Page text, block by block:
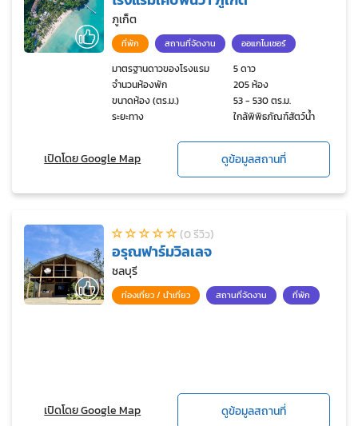
ภูเก็ต
ที่พัก สถานที่จัดงาน ออแกไนเซอร์
มาตรฐานดาวของโรงแรม
5 ดาว
จำนวนห้องพัก
205 ห้อง
ขนาดห้อง (ตร.ม.)
53 - 530 ตร.ม.
ระยะทาง
ใกล้พิพิธภัณฑ์สัตว์น้ำ
เปิดโดย Google Map ดูข้อมูลสถานที่
(0 รีวิว)
อรุณฟาร์มวิลเลจ
ชลบุรี
ท่องเที่ยว / นำเที่ยว สถานที่จัดงาน ที่พัก
เปิดโดย Google Map ดูข้อมูลสถานที่